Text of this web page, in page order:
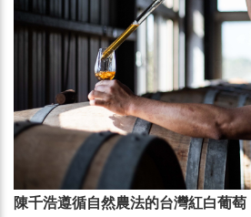
陳千浩遵循自然農法的台灣紅白葡